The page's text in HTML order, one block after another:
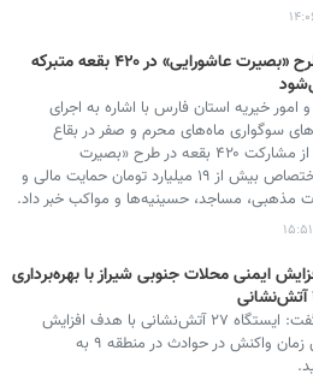
طرح «بصیرت عاشورایی» در ۴۲۰ بقعه متبرکه
امور خیریه استان فارس با اشاره به اجرای
سوگواری ماه‌های محرم و صفر در بقاع
متبرکه استان، از مشارکت ۴۲۰ بقعه در طرح «بصیرت
عاشورایی» و اختصاص بیش از ۱۹ میلیارد تومان حمایت مالی و
مذهبی، مساجد، حسینیه‌ها و مواکب خبر داد.
ایمنی محلات جنوبی شیراز با بهره‌برداری
شهردار شیراز گفت: ایستگاه ۲۷ آتش‌نشانی با هدف افزایش
ایمنی و کاهش زمان واکنش در حوادث در منطقه ۹ به